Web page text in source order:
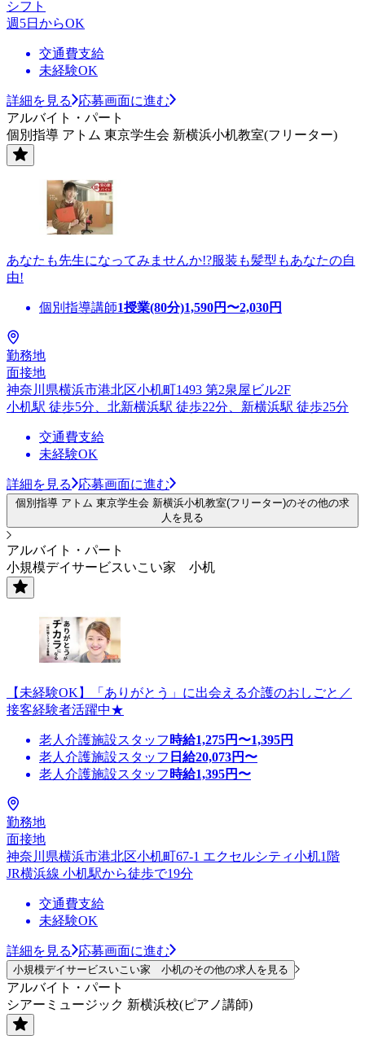
シフト
週5日からOK
交通費支給
未経験OK
詳細を見る
応募画面に進む
アルバイト・パート
個別指導 アトム 東京学生会 新横浜小机教室(フリーター)
あなたも先生になってみませんか!?服装も髪型もあなたの自
由!
個別指導講師1授業(80分)1,590円〜2,030円
勤務地
面接地
神奈川県横浜市港北区小机町1493 第2泉屋ビル2F
小机駅 徒歩5分、北新横浜駅 徒歩22分、新横浜駅 徒歩25分
交通費支給
未経験OK
詳細を見る 応募画面に進む
個別指導 アトム 東京学生会 新横浜小机教室(フリーター)のその他の求
人を見る
アルバイト・パート
小規模デイサービスいこい家 小机
【未経験OK】「ありがとう」に出会える介護のおしごと／
接客経験者活躍中★
老人介護施設スタッフ 時給1,275円〜1,395円
老人介護施設スタッフ 日給20,073円〜
老人介護施設スタッフ 時給1,395円〜
勤務地
面接地
神奈川県横浜市港北区小机町67-1 エクセルシティ小机1階
JR横浜線 小机駅から徒歩で19分
交通費支給
未経験OK
詳細を見る 応募画面に進む
小規模デイサービスいこい家 小机のその他の求人を見る
アルバイト・パート
シアーミュージック 新横浜校(ピアノ講師)